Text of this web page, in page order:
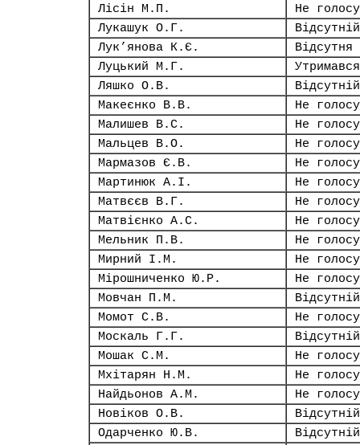
Лісін М.П.
Не
Лукашук О.Г.
Відсутній
Лук’янова К.Є.
Відсутня
Луцький М.Г.
Утримався
Ляшко О.В.
Відсутній
Макеєнко В.В.
Не
Малишев В.С.
Не
Мальцев В.О.
Не
Мармазов Є.В.
Не
Мартинюк А.І.
Не
Матвєєв В.Г.
Не
Матвієнко А.С.
Не
Мельник П.В.
Не
Мирний І.М.
Не
Мірошниченко Ю.Р.
Не
Мовчан П.М.
Відсутній
Момот С.В.
Не
Москаль Г.Г.
Відсутній
Мошак С.М.
Не
Мхітарян Н.М.
Не
Найдьонов А.М.
Не
Новіков О.В.
Відсутній
Одарченко Ю.В.
Відсутній